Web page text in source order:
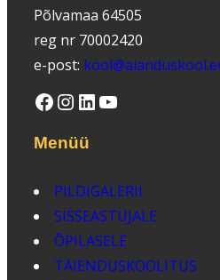
Põlvamaa 64505
reg nr 70002420
e-post:
Facebook InstagramLinkedIn YouTube
Menüü
PILDIGALERII
SISSEASTUJALE
ÕPILASELE
TÄIENDUSKOOLITUS